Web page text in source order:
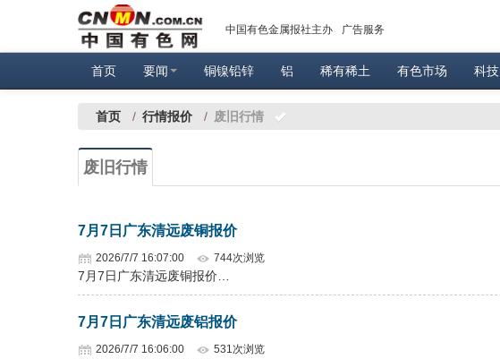
中国有色金属报社主办 广告服务
首页 要闻 铜镍铅锌 铝 稀有稀土 有色市场 科技
首页 / 行情报价 / 废旧行情
废旧行情
7月7日广东清远废铜报价
2026/7/7 16:07:00 744次浏览
7月7日广东清远废铜报价…
7月7日广东清远废铝报价
2026/7/7 16:06:00 531次浏览